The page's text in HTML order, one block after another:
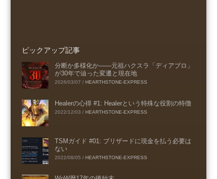
ピックアップ記事
分断か多様化か――元祖ハクスラ「ディアブロ」
が30年で辿った変遷と現在地
2026/03/07 / HEARTHSTONE-EXPRESS
Healerの心得 #1: Healerという特殊な役割の特徴
2022/12/03 / HEARTHSTONE-EXPRESS
TSMガイド #01: ブリザードに現金を払う必要は
ない
2022/08/05 / HEARTHSTONE-EXPRESS